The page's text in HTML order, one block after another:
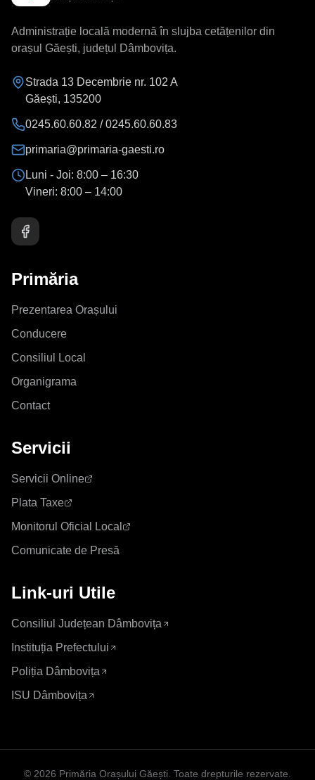
Administrație locală modernă în slujba cetățenilor din
orașul Găești, județul Dâmbovița.
Strada 13 Decembrie nr. 102 A
Găești, 135200
0245.60.60.82 / 0245.60.60.83
primaria@primaria-gaesti.ro
Luni - Joi: 8:00 – 16:30
Vineri: 8:00 – 14:00
Primăria
Prezentarea Orașului
Conducere
Consiliul Local
Organigrama
Contact
Servicii
Servicii Online
Plata Taxe
Monitorul Oficial Local
Comunicate de Presă
Link-uri Utile
Consiliul Județean Dâmbovița
Instituția Prefectului
Poliția Dâmbovița
ISU Dâmbovița
© 2026 Primăria Orașului Găești . Toate drepturile rezervate.